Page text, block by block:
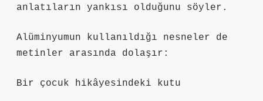
anlatıların yankısı olduğunu söyler.
Alüminyumun kullanıldığı nesneler de
metinler arasında dolaşır:
Bir çocuk hikâyesindeki kutu